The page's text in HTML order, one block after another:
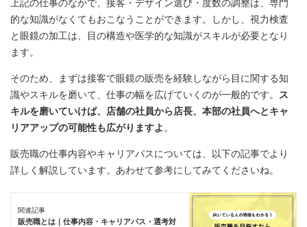
上記の仕事のなかで、接客・デザイン選び・度数の調整は、専門
的な知識がなくてもおこなうことができます。しかし、視力検査
と眼鏡の加工は、目の構造や医学的な知識がスキルが必要となり
ます。
そのため、まずは接客で眼鏡の販売を経験しながら目に関する知
識やスキルを磨いて、仕事の幅を広げていくのが一般的です。 ス
キルを磨いていけば、店舗の社員から店長、本部の社員へとキャ
リアアップの可能性も広がりますよ。
販売職の仕事内容やキャリアパスについては、以下の記事でより
詳しく解説しています。あわせて参考にしてみてくださいね。
関連記事
販売職とは｜仕事内容・キャリアパス・選考対